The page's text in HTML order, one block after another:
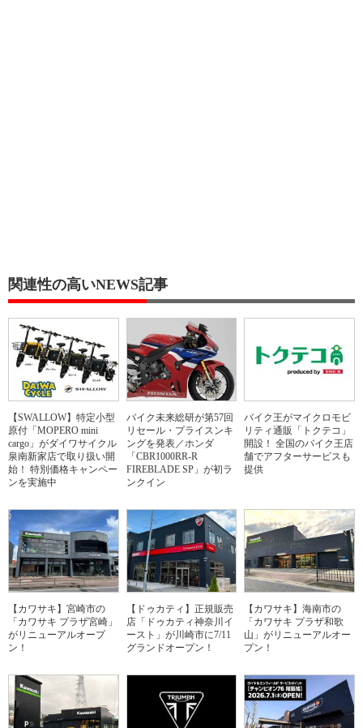
関連性の高いNEWS記事
【SWALLOW】特定小型
原付「MOPERO mini
cargo」がダイワサイクル
泉南新家店で取り扱い開
始！ 特別価格キャンペー
ンを実施中
バイク未来総研が第57回
リセール・プライスンキ
ングを発表／ホンダ
「CBR1000RR-R
FIREBLADE SP」が初ラ
ンクイン
バイク王がマイクロモビ
リティ通販「トクテコ」
開設！ 全国のバイク王店
舗でアフターサービスも
提供
【カワサキ】宮崎市の
「カワサキ プラザ宮崎」
がリニューアルオープ
ン！
【ドゥカティ】正規販売
店「ドゥカティ神奈川イ
ースト」が川崎市に7/11
グランドオープン！
【カワサキ】海南市の
「カワサキ プラザ和歌
山」がリニューアルオー
プン！